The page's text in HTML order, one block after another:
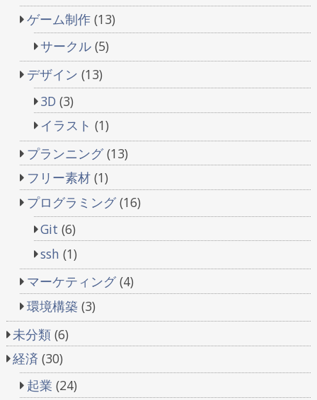
ゲーム制作(13)
サークル (5)
デザイン (13)
3D (3)
イラスト (1)
プランニング(13)
フリー素材(1)
プログラミング(16)
Git (6)
ssh (1)
マーケティング(4)
環境構築 (3)
未分類 (6)
経済 (30)
起業 (24)